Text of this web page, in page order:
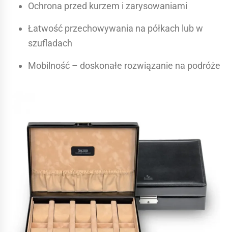
Ochrona przed kurzem i zarysowaniami
Łatwość przechowywania na półkach lub w
szufladach
Mobilność – doskonałe rozwiązanie na podróże